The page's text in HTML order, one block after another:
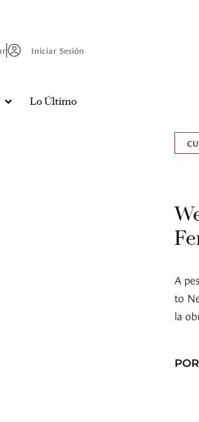
Iniciar Sesión
Lo Último
A
to
la